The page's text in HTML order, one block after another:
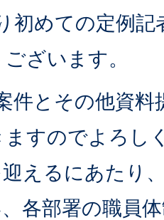
初めての定例記
ざいます。
件とその他資料
すのでよろし
えるにあたり
各部署の職員